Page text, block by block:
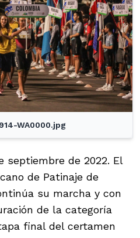
WA0000.jpg
septiembre de 2022. El
de Patinaje de
su marcha y con
de la categoría
final del certamen